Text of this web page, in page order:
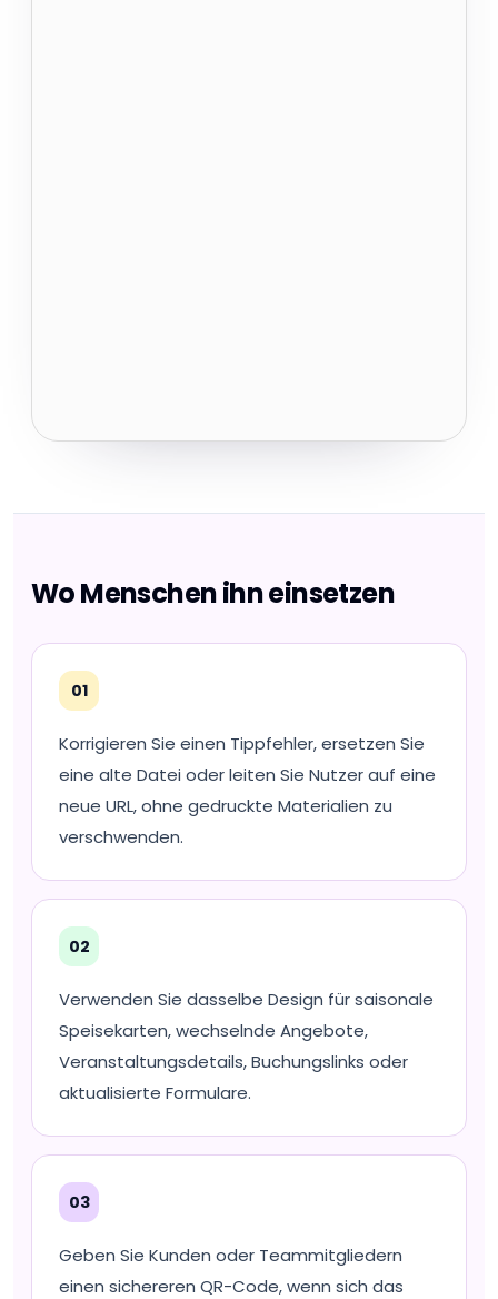
Wo Menschen ihn einsetzen
01
Korrigieren Sie einen Tippfehler, ersetzen Sie
eine alte Datei oder leiten Sie Nutzer auf eine
neue URL, ohne gedruckte Materialien zu
verschwenden.
02
Verwenden Sie dasselbe Design für saisonale
Speisekarten, wechselnde Angebote,
Veranstaltungsdetails, Buchungslinks oder
aktualisierte Formulare.
03
Geben Sie Kunden oder Teammitgliedern
einen sichereren QR-Code, wenn sich das